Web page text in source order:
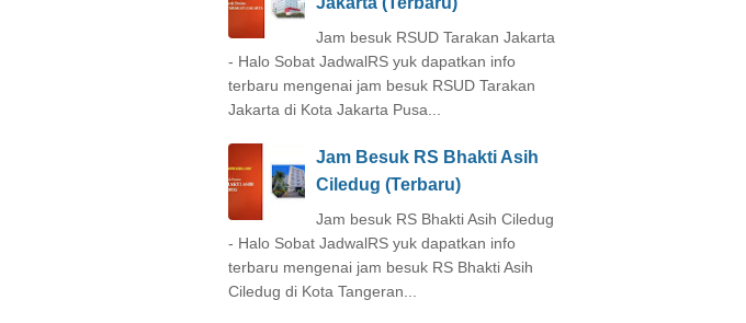
Jam besuk RSUD Tarakan Jakarta
- Halo Sobat JadwalRS yuk dapatkan info
terbaru mengenai jam besuk RSUD Tarakan
Jakarta di Kota Jakarta Pusa...
Jam Besuk RS Bhakti Asih
Ciledug (Terbaru)
Jam besuk RS Bhakti Asih Ciledug
- Halo Sobat JadwalRS yuk dapatkan info
terbaru mengenai jam besuk RS Bhakti Asih
Ciledug di Kota Tangeran...